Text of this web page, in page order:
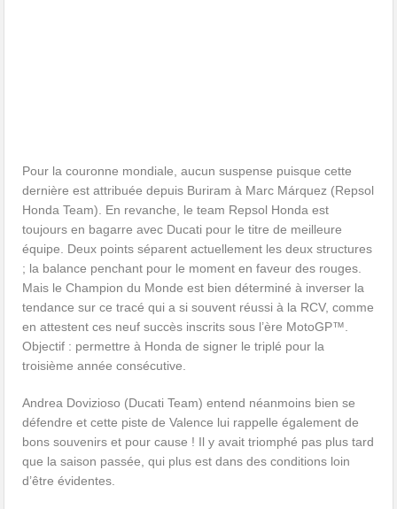
Pour la couronne mondiale, aucun suspense puisque cette
dernière est attribuée depuis Buriram à Marc Márquez (Repsol
Honda Team). En revanche, le team Repsol Honda est
toujours en bagarre avec Ducati pour le titre de meilleure
équipe. Deux points séparent actuellement les deux structures
; la balance penchant pour le moment en faveur des rouges.
Mais le Champion du Monde est bien déterminé à inverser la
tendance sur ce tracé qui a si souvent réussi à la RCV, comme
en attestent ces neuf succès inscrits sous l’ère MotoGP™.
Objectif : permettre à Honda de signer le triplé pour la
troisième année consécutive.
Andrea Dovizioso (Ducati Team) entend néanmoins bien se
défendre et cette piste de Valence lui rappelle également de
bons souvenirs et pour cause ! Il y avait triomphé pas plus tard
que la saison passée, qui plus est dans des conditions loin
d’être évidentes.